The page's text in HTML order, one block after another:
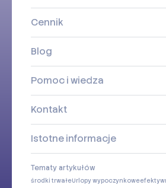
Cennik
Blog
Pomoc i wiedza
Kontakt
Istotne informacje
Tematy artykułów
środki trwałeUrlopy wypoczynkowe